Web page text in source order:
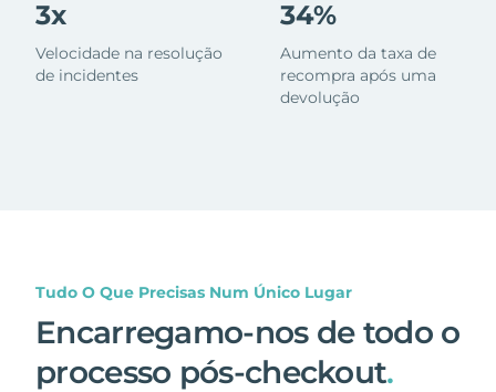
3x
Velocidade na resolução
de incidentes
34%
Aumento da taxa de
recompra após uma
devolução
Tudo O Que Precisas Num Único Lugar
Encarregamo-nos de todo o
processo pós-checkout.